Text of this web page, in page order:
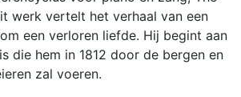
werk vertelt het verhaal van een
een ​​verloren liefde. Hij begint aan
die hem in 1812 door de bergen en
zal voeren.